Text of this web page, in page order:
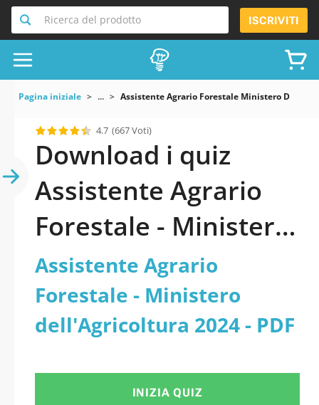
Ricerca del prodotto ISCRIVITI
Pagina iniziale ... Assistente Agrario Forestale Ministero Dell
4.7 (667 Voti)
Download i quiz
Assistente Agrario
Forestale - Ministero
dell’Agricoltura 2024
pdf versione 2026
aggiornati
Assistente Agrario
Forestale - Ministero
dell'Agricoltura 2024 - PDF
INIZIA QUIZ